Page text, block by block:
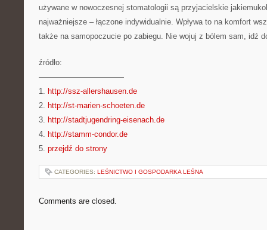
używane w nowoczesnej stomatologii są przyjacielskie
najważniejsze – łączone indywidualnie. Wpływa to na komfort
także na samopoczucie po zabiegu. Nie wojuj z bólem sam, idź
źródło:
———————————
1. http://ssz-allershausen.de
2. http://st-marien-schoeten.de
3. http://stadtjugendring-eisenach.de
4. http://stamm-condor.de
5. przejdź do strony
CATEGORIES: LEŚNICTWO I GOSPODARKA LEŚNA
Comments are closed.